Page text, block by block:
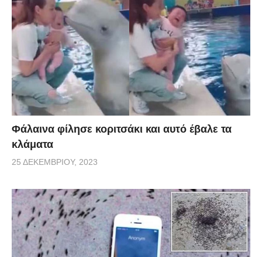
Φάλαινα φίλησε κοριτσάκι και αυτό έβαλε τα
κλάματα
25 ΔΕΚΕΜΒΡΊΟΥ, 2023